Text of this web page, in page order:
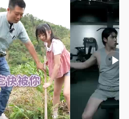
play_arrow play_arrow